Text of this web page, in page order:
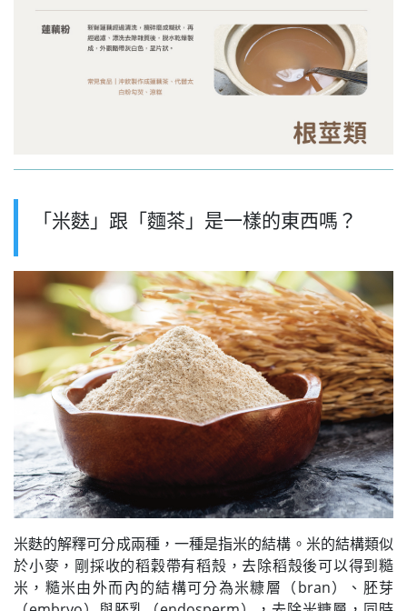
「米麩」跟「麵茶」是一樣的東西嗎？
米麩的解釋可分成兩種，一種是指米的結構。米的結構類似
於小麥，剛採收的稻穀帶有稻殼，去除稻殼後可以得到糙
米，糙米由外而內的結構可分為米糠層（bran）、胚芽